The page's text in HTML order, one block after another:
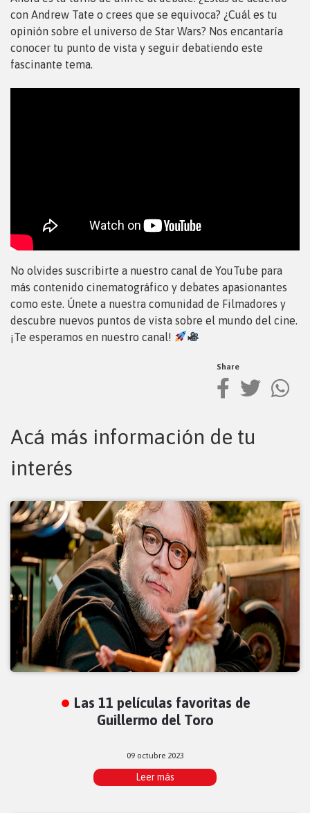
con Andrew Tate o crees que se equivoca? ¿Cuál es tu
opinión sobre el universo de Star Wars? Nos encantaría
conocer tu punto de vista y seguir debatiendo este
fascinante tema.
No olvides suscribirte a nuestro canal de YouTube para
más contenido cinematográfico y debates apasionantes
como este. Únete a nuestra comunidad de Filmadores y
descubre nuevos puntos de vista sobre el mundo del cine.
¡Te esperamos en nuestro canal!
Share
Acá más información de tu
interés
Las 11 películas favoritas de
Guillermo del Toro
09 octubre 2023
Leer más